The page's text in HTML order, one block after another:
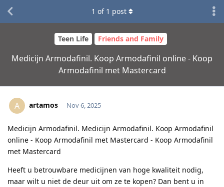
Teen Life Friends and Family
Medicijn Armodafinil. Koop Armodafinil online - Koop
Armodafinil met Mastercard
1 of 1 post
A artamos Nov 6, 2025
Medicijn Armodafinil. Medicijn Armodafinil. Koop Armodafinil
online - Koop Armodafinil met Mastercard - Koop Armodafinil
met Mastercard
Heeft u betrouwbare medicijnen van hoge kwaliteit nodig,
maar wilt u niet de deur uit om ze te kopen? Dan bent u in